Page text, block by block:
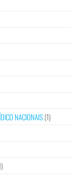
NACIONAIS(1)